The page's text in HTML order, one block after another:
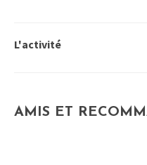
L'activité
AMIS ET